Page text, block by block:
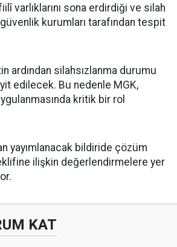
varlıklarını sona erdirdiği ve silah
güvenlik kurumları tarafından tespit
ardından silahsızlanma durumu
edilecek. Bu nedenle MGK,
kritik bir rol
yayımlanacak bildiride çözüm
ilişkin değerlendirmelere yer
KAT